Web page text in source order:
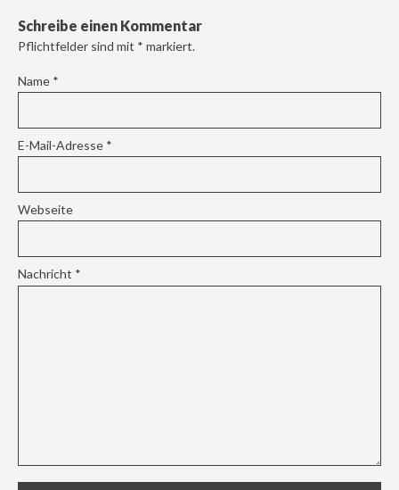
Schreibe einen Kommentar
Pflichtfelder sind mit * markiert.
Name *
E-Mail-Adresse *
Webseite
Nachricht *